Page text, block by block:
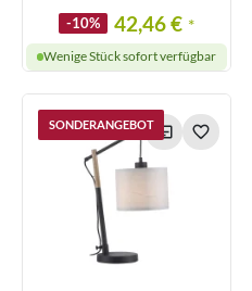
-10% 42,46 € *
Wenige Stück sofort verfügbar
SONDERANGEBOT